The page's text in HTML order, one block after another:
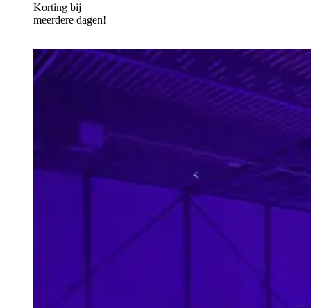
Korting bij
meerdere dagen!